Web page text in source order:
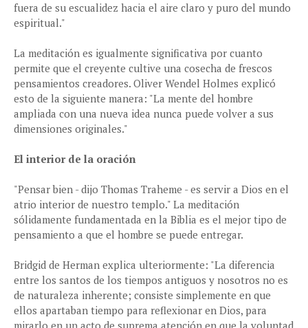
fuera de su escualidez hacia el aire claro y puro del mundo
espiritual."
La meditación es igualmente significativa por cuanto
permite que el creyente cultive una cosecha de frescos
pensamientos creadores. Oliver Wendel Holmes explicó
esto de la siguiente manera: "La mente del hombre
ampliada con una nueva idea nunca puede volver a sus
dimensiones originales."
El interior de la oración
"Pensar bien - dijo Thomas Traheme - es servir a Dios en el
atrio interior de nuestro templo." La meditación
sólidamente fundamentada en la Biblia es el mejor tipo de
pensamiento a que el hombre se puede entregar.
Bridgid de Herman explica ulteriormente: "La diferencia
entre los santos de los tiempos antiguos y nosotros no es
de naturaleza inherente; consiste simplemente en que
ellos apartaban tiempo para reflexionar en Dios, para
mirarlo en un acto de suprema atención en que la voluntad